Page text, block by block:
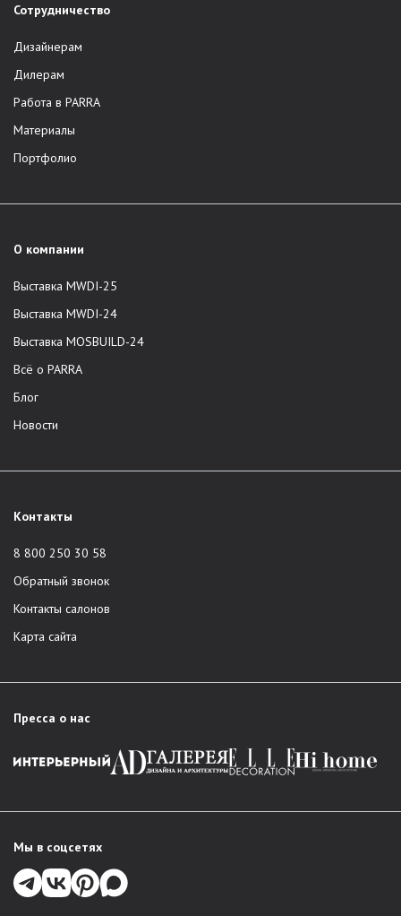
Сотрудничество
Дизайнерам
Дилерам
Работа в PARRA
Материалы
Портфолио
О компании
Выставка MWDI-25
Выставка MWDI-24
Выставка MOSBUILD-24
Всё о PARRA
Блог
Новости
Контакты
8 800 250 30 58
Обратный звонок
Контакты салонов
Карта сайта
Пресса о нас
Мы в соцсетях